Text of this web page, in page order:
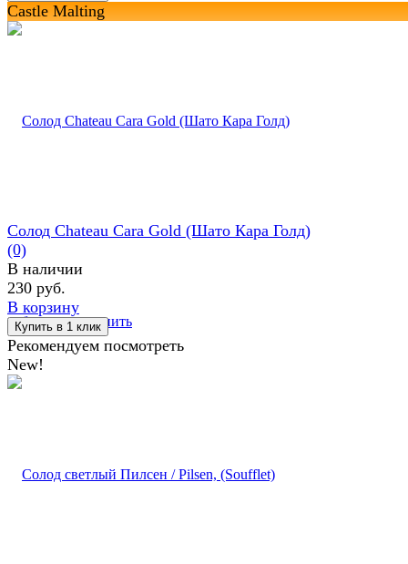
Castle Malting
избранное сравнить
Солод Chateau Cara Gold (Шато Кара Голд)
(0)
В наличии
230 руб.
В корзину
Рекомендуем посмотреть
New!